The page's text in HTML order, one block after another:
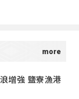
增強 鹽寮漁港